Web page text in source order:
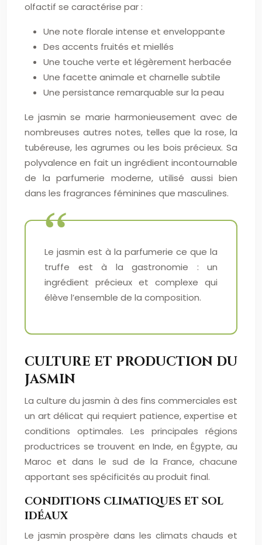
olfactif se caractérise par :
Une note florale intense et enveloppante
Des accents fruités et miellés
Une touche verte et légèrement herbacée
Une facette animale et charnelle subtile
Une persistance remarquable sur la peau
Le jasmin se marie harmonieusement avec de
nombreuses autres notes, telles que la rose, la
tubéreuse, les agrumes ou les bois précieux. Sa
polyvalence en fait un ingrédient incontournable
de la parfumerie moderne, utilisé aussi bien
dans les fragrances féminines que masculines.
Le jasmin est à la parfumerie ce que la
truffe est à la gastronomie : un
ingrédient précieux et complexe qui
élève l’ensemble de la composition.
CULTURE ET PRODUCTION DU
JASMIN
La culture du jasmin à des fins commerciales est
un art délicat qui requiert patience, expertise et
conditions optimales. Les principales régions
productrices se trouvent en Inde, en Égypte, au
Maroc et dans le sud de la France, chacune
apportant ses spécificités au produit final.
CONDITIONS CLIMATIQUES ET SOL
IDÉAUX
Le jasmin prospère dans les climats chauds et